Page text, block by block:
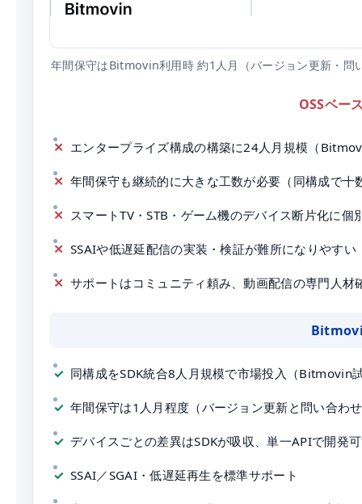
年間保守はBitmovin利用時 約1人月（バージョン更新・
OSSベー
エンタープライズ構成の構築に24人月規模（
年間保守も継続的に大きな工数が必要（同構成で十
スマートTV・STB・ゲーム機のデバイス断片化に個
SSAIや低遅延配信の実装・検証が難所になりやすい
サポートはコミュニティ頼み、動画配信の専門人材
同構成をSDK統合8人月規模で市場投入（Bitmovin
年間保守は1人月程度（バージョン更新と問い合わ
デバイスごとの差異はSDKが吸収、単一APIで開発
SSAI／SGAI・低遅延再生を標準サポート